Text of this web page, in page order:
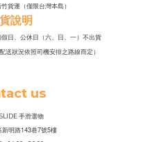
貨運（僅限台灣本島）
說明
日、公休日（六、日、一）不出貨
送狀況依照司機安排之路線而定）
us
手滑選物
新明路143巷7號5樓